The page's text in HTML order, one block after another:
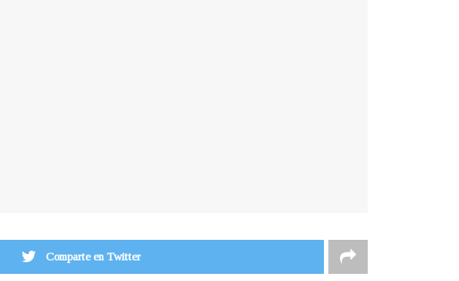
Comparte en Twitter